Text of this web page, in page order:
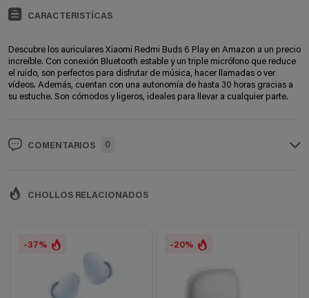
CARACTERISTÍCAS
Descubre los auriculares Xiaomi Redmi Buds 6 Play en Amazon a un precio
increíble. Con conexión Bluetooth estable y un triple micrófono que reduce
el ruido, son perfectos para disfrutar de música, hacer llamadas o ver
vídeos. Además, cuentan con una autonomía de hasta 30 horas gracias a
su estuche. Son cómodos y ligeros, ideales para llevar a cualquier parte.
COMENTARIOS 0
CHOLLOS RELACIONADOS
-37% -20%